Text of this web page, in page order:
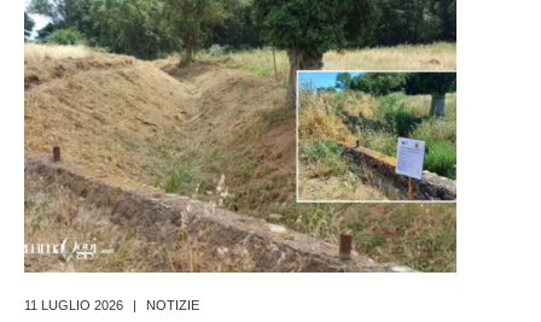
grossetana. I
11 LUGLIO 2026 | NOTIZIE